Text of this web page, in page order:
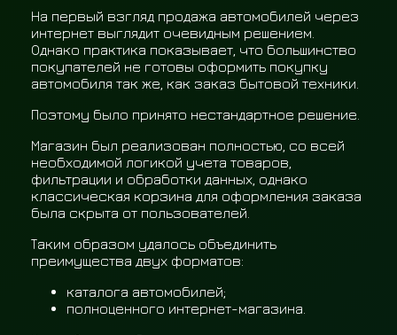
На первый взгляд продажа автомобилей через
интернет выглядит очевидным решением.
Однако практика показывает, что большинство
покупателей не готовы оформить покупку
автомобиля так же, как заказ бытовой техники.
Поэтому было принято нестандартное решение.
Магазин был реализован полностью, со всей
необходимой логикой учета товаров,
фильтрации и обработки данных, однако
классическая корзина для оформления заказа
была скрыта от пользователей.
Таким образом удалось объединить
преимущества двух форматов:
каталога автомобилей;
полноценного интернет-магазина.